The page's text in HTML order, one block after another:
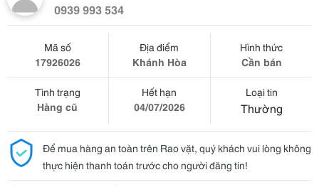
0939 993 534
Mã số
17926026
Địa điểm
Khánh Hòa
Hình thức
Cần bán
Tình trạng
Hàng cũ
Hết hạn
04/07/2026
Loại tin
Thường
Để mua hàng an toàn trên Rao vặt, quý khách vui lòng không
thực hiện thanh toán trước cho người đăng tin!